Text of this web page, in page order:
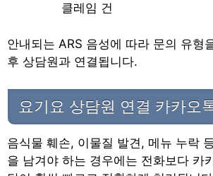
클레임 건
안내되는 ARS 음성에 따라 문의 유형
후 상담원과 연결됩니다.
요기요 상담원 연결 카카오
음식물 훼손, 이물질 발견, 메뉴 누락 등
을 남겨야 하는 경우에는 전화보다 카